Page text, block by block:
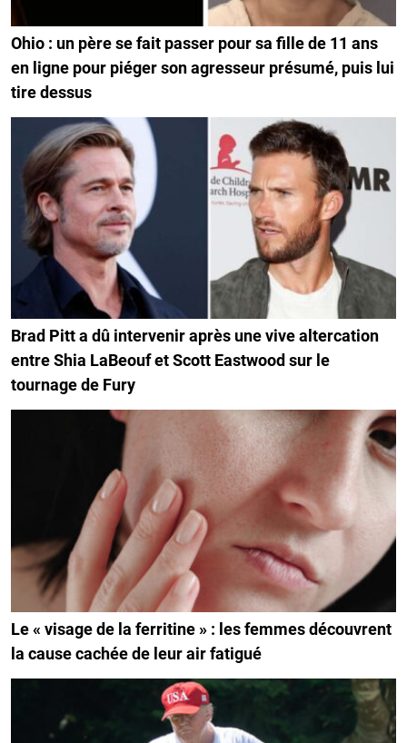
Ohio : un père se fait passer pour sa fille de 11 ans
en ligne pour piéger son agresseur présumé, puis lui
tire dessus
Brad Pitt a dû intervenir après une vive altercation
entre Shia LaBeouf et Scott Eastwood sur le
tournage de Fury
Le « visage de la ferritine » : les femmes découvrent
la cause cachée de leur air fatigué